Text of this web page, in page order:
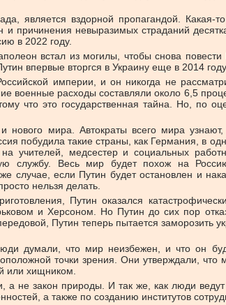
является вздорной пропагандой. Какая-
причинения невыразимых страданий
в 2022 году.
встал из могилы, чтобы снова
впервые вторгся в Украину еще в 2014
империи, и он никогда не
военные расходы составляли около 6,5
это государственная тайна. Но, по
нового мира. Автократы всего мира
побудила такие страны, как Германия, в
учителей, медсестер и социальных
службу. Весь мир будет похож на
если Путин будет остановлен и
нельзя делать.
Путин оказался
и Херсоном. Но Путин до сих пор
Путин теперь пытается заморозить
думали, что мир неизбежен, и что он
точки зрения. Они утверждали,
или хищником.
закон природы. И так же, как люди
а также по созданию институтов